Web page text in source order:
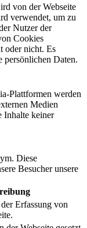
von der Webseite
verwendet, um zu
Nutzer der
Cookies
oder nicht. Es
persönlichen Daten.
Plattformen werden
Medien
Inhalte keiner
Diese
Besucher unsere
Erfassung von